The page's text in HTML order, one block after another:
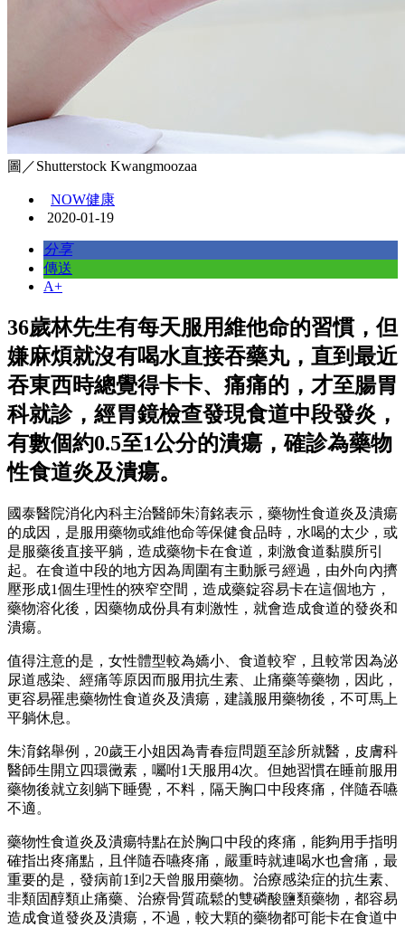
圖／Shutterstock Kwangmoozaa
NOW健康
2020-01-19
分享
傳送
A+
36歲林先生有每天服用維他命的習慣，但
嫌麻煩就沒有喝水直接吞藥丸，直到最近
吞東西時總覺得卡卡、痛痛的，才至腸胃
科就診，經胃鏡檢查發現食道中段發炎，
有數個約0.5至1公分的潰瘍，確診為藥物
性食道炎及潰瘍。
國泰醫院消化內科主治醫師朱淯銘表示，藥物性食道炎及潰瘍
的成因，是服用藥物或維他命等保健食品時，水喝的太少，或
是服藥後直接平躺，造成藥物卡在食道，刺激食道黏膜所引
起。在食道中段的地方因為周圍有主動脈弓經過，由外向內擠
壓形成1個生理性的狹窄空間，造成藥錠容易卡在這個地方，
藥物溶化後，因藥物成份具有刺激性，就會造成食道的發炎和
潰瘍。
值得注意的是，女性體型較為嬌小、食道較窄，且較常因為泌
尿道感染、經痛等原因而服用抗生素、止痛藥等藥物，因此，
更容易罹患藥物性食道炎及潰瘍，建議服用藥物後，不可馬上
平躺休息。
朱淯銘舉例，20歲王小姐因為青春痘問題至診所就醫，皮膚科
醫師生開立四環黴素，囑咐1天服用4次。但她習慣在睡前服用
藥物後就立刻躺下睡覺，不料，隔天胸口中段疼痛，伴隨吞嚥
不適。
藥物性食道炎及潰瘍特點在於胸口中段的疼痛，能夠用手指明
確指出疼痛點，且伴隨吞嚥疼痛，嚴重時就連喝水也會痛，最
重要的是，發病前1到2天曾服用藥物。治療感染症的抗生素、
非類固醇類止痛藥、治療骨質疏鬆的雙磷酸鹽類藥物，都容易
造成食道發炎及潰瘍，不過，較大顆的藥物都可能卡在食道中